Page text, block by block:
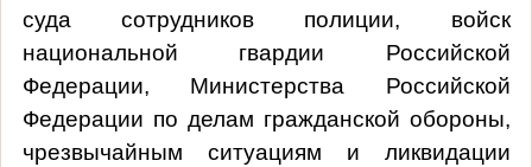
суда сотрудников полиции, войск
национальной гвардии Российской
Федерации, Министерства Российской
Федерации по делам гражданской обороны,
чрезвычайным ситуациям и ликвидации